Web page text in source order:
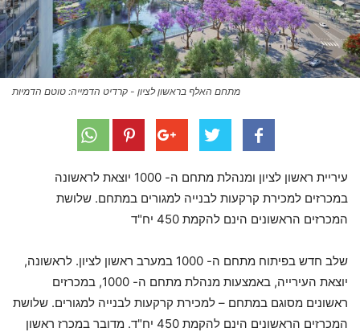
מתחם האלף בראשון לציון - קרדיט הדמייה: טוטם הדמיות
עיריית ראשון לציון ומנהלת מתחם ה- 1000 יוצאת לראשונה
במכרזים למכירת קרקעות לבנייה למגורים במתחם. שלושת
המכרזים הראשונים הינם להקמת 450 יח"ד
שלב חדש בפיתוח מתחם ה- 1000 במערב ראשון לציון. לראשונה,
יוצאת העירייה, באמצעות מנהלת מתחם ה- 1000, במכרזים
ראשונים מסוגם במתחם – למכירת קרקעות לבנייה למגורים. שלושת
המכרזים הראשונים הינם להקמת 450 יח"ד. מדובר במכרז ראשון